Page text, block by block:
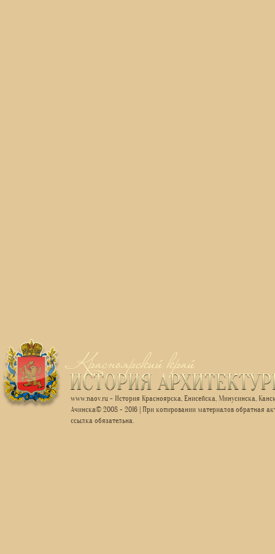
www.naov.ru - История Красноярска, Енисейска, Минусинска,
Ачинска© 2008 - 2016 | При копировании материалов обратная
ссылка обязательна.